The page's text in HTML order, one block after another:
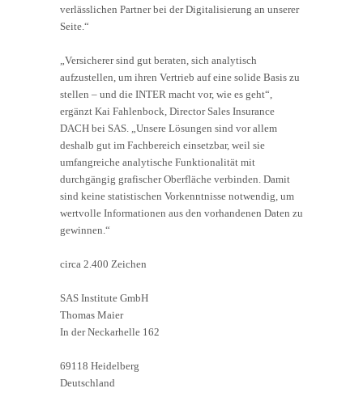
verlässlichen Partner bei der Digitalisierung an unserer
Seite.“
„Versicherer sind gut beraten, sich analytisch
aufzustellen, um ihren Vertrieb auf eine solide Basis zu
stellen – und die INTER macht vor, wie es geht“,
ergänzt Kai Fahlenbock, Director Sales Insurance
DACH bei SAS. „Unsere Lösungen sind vor allem
deshalb gut im Fachbereich einsetzbar, weil sie
umfangreiche analytische Funktionalität mit
durchgängig grafischer Oberfläche verbinden. Damit
sind keine statistischen Vorkenntnisse notwendig, um
wertvolle Informationen aus den vorhandenen Daten zu
gewinnen.“
circa 2.400 Zeichen
SAS Institute GmbH
Thomas Maier
In der Neckarhelle 162
69118 Heidelberg
Deutschland